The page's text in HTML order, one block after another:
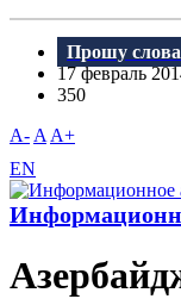
Прошу слова
17 февраль
350
A- A A+
EN